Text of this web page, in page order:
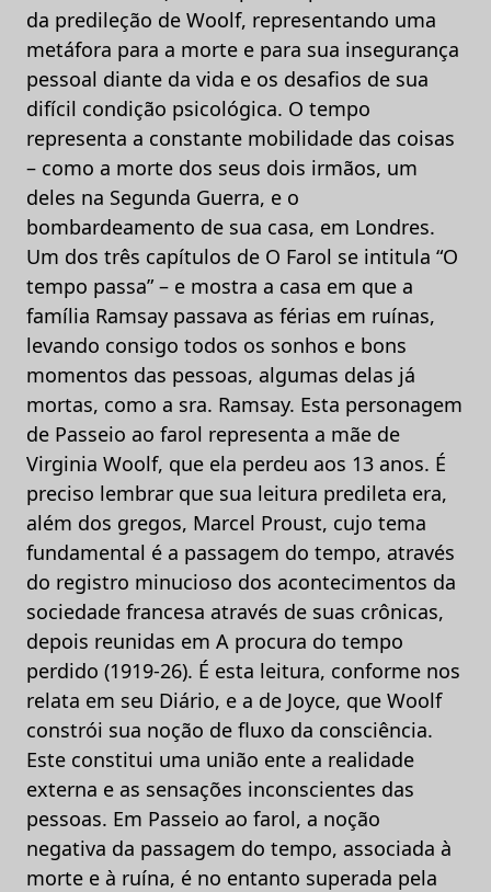
da predileção de Woolf, representando uma
metáfora para a morte e para sua insegurança
pessoal diante da vida e os desafios de sua
difícil condição psicológica. O tempo
representa a constante mobilidade das coisas
– como a morte dos seus dois irmãos, um
deles na Segunda Guerra, e o
bombardeamento de sua casa, em Londres.
Um dos três capítulos de O Farol se intitula “O
tempo passa” – e mostra a casa em que a
família Ramsay passava as férias em ruínas,
levando consigo todos os sonhos e bons
momentos das pessoas, algumas delas já
mortas, como a sra. Ramsay. Esta personagem
de Passeio ao farol representa a mãe de
Virginia Woolf, que ela perdeu aos 13 anos. É
preciso lembrar que sua leitura predileta era,
além dos gregos, Marcel Proust, cujo tema
fundamental é a passagem do tempo, através
do registro minucioso dos acontecimentos da
sociedade francesa através de suas crônicas,
depois reunidas em A procura do tempo
perdido (1919-26). É esta leitura, conforme nos
relata em seu Diário, e a de Joyce, que Woolf
constrói sua noção de fluxo da consciência.
Este constitui uma união ente a realidade
externa e as sensações inconscientes das
pessoas. Em Passeio ao farol, a noção
negativa da passagem do tempo, associada à
morte e à ruína, é no entanto superada pela